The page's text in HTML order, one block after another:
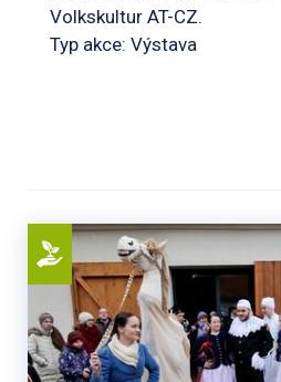
Volkskultur AT-CZ.
Typ akce: Výstava